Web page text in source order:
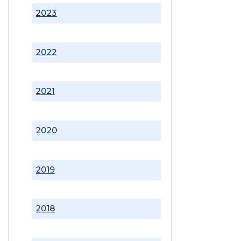
2018
2019
2020
2021
2022
2023